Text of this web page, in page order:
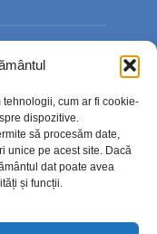
cum ar fi cookie-
dispozitive.
să procesăm date,
unice pe acest site. Dacă
dat poate avea
și funcții.